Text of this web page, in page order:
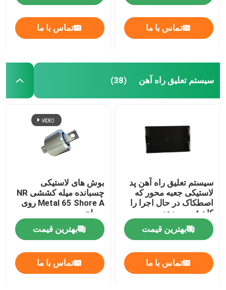
تماس با ما تماس با ما
سیستم تعلیق راه آهن (38)
سیستم تعلیق راه آهن پد
لاستیکی جعبه محور که
اصطکاک در حال اجرا را
کاهش می دهد
بهترین قیمت
تماس با ما
بوش های لاستیکی
چسبانده میله کششی NR
Metal 65 Shore A روی
سطح
بهترین قیمت
تماس با ما